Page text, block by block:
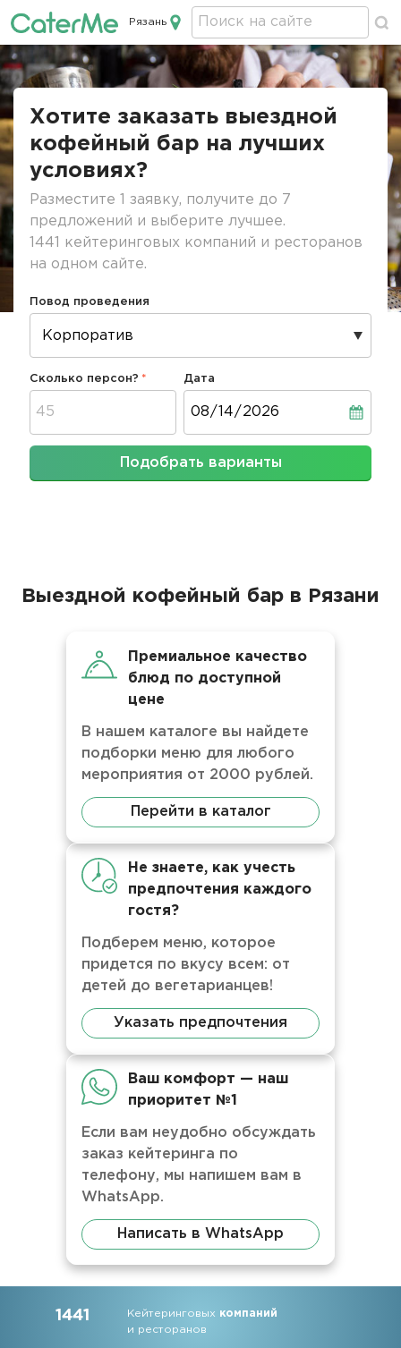
Кейтеринг в Рязани
Рязань
Строка
Хотите заказать выездной
кофейный бар на лучших
условиях?
Разместите 1 заявку, получите до 7
предложений и выберите лучшее.
1441 кейтеринговых компаний и ресторанов
на одном сайте.
Повод проведения
Сколько персон? Дата
Подобрать варианты
Выездной кофейный бар в Рязани
Премиальное качество
блюд по доступной
цене
В нашем каталоге вы найдете
подборки меню для любого
мероприятия от 2000 рублей.
Перейти в каталог
Не знаете, как учесть
предпочтения каждого
гостя?
Подберем меню, которое
придется по вкусу всем: от
детей до вегетарианцев!
Указать предпочтения
Ваш комфорт — наш
приоритет №1
Если вам неудобно обсуждать
заказ кейтеринга по
телефону, мы напишем вам в
WhatsApp.
Написать в WhatsApp
1441 Кейтеринговых компаний
и ресторанов